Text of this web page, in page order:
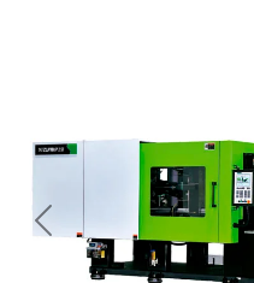
Previous